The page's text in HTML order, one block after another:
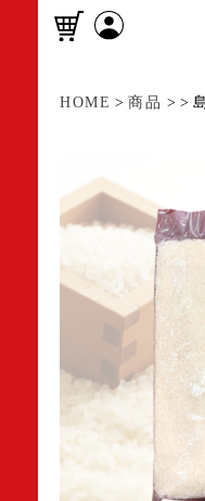
HOME >商品 > >